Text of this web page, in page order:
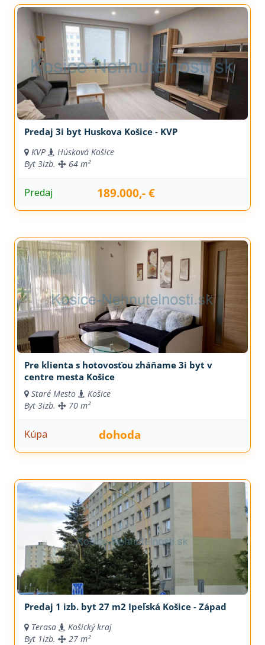
Predaj 3i byt Huskova Košice - KVP
KVP
Húsková Košice
Byt 3izb. 64 m²
Predaj 189.000,- €
Pre klienta s hotovosťou zháňame 3i byt v
centre mesta Košice
Staré Mesto
Košice
Byt 3izb. 70 m²
Kúpa dohoda
Predaj 1 izb. byt 27 m2 Ipeľská Košice - Západ
Terasa
Košický kraj
Byt 1izb. 27 m²